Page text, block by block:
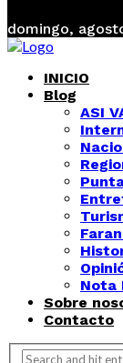
domingo,
INICIO
Blog
ASI
Nota
Sobre
Contacto